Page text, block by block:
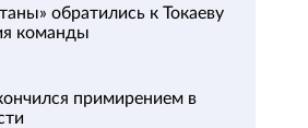
обратились к Токаеву
команды
примирением в